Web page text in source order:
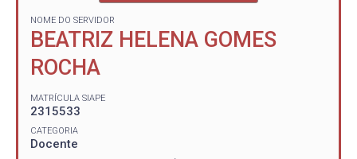
NOME DO SERVIDOR
BEATRIZ HELENA GOMES
ROCHA
MATRÍCULA SIAPE
2315533
CATEGORIA
Docente